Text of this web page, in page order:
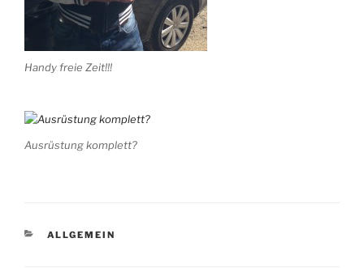
Handy freie Zeit!!!
Ausrüstung komplett?
KATEGORIEN
ALLGEMEIN